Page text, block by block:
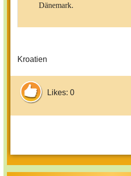
Dänemark.
Kroatien
Likes: 0